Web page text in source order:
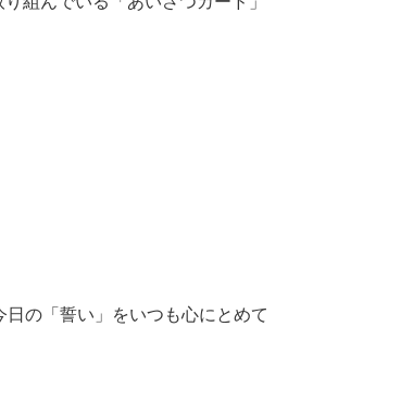
の「誓い」をいつも心にとめて